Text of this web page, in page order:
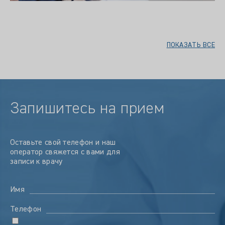
ПОКАЗАТЬ ВСЕ
Запишитесь на прием
Оставьте свой телефон и наш
оператор свяжется с вами для
записи к врачу
Имя
Телефон